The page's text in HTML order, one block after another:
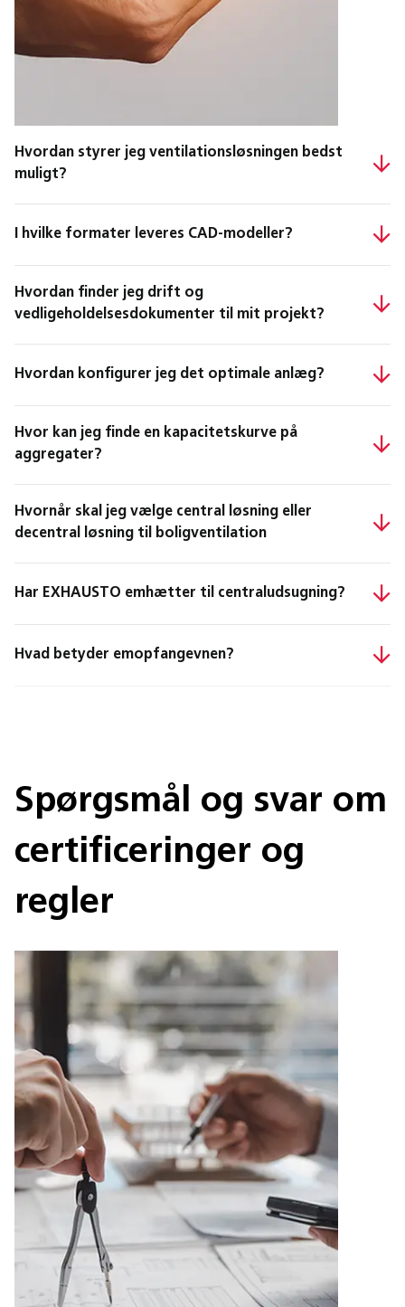
Hvordan styrer jeg ventilationsløsningen bedst
muligt?
I hvilke formater leveres CAD-modeller?
Hvordan finder jeg drift og
vedligeholdelsesdokumenter til mit projekt?
Hvordan konfigurer jeg det optimale anlæg?
Hvor kan jeg finde en kapacitetskurve på
aggregater?
Hvornår skal jeg vælge central løsning eller
decentral løsning til boligventilation
Har EXHAUSTO emhætter til centraludsugning?
Hvad betyder emopfangevnen?
Spørgsmål og svar om
certificeringer og
regler